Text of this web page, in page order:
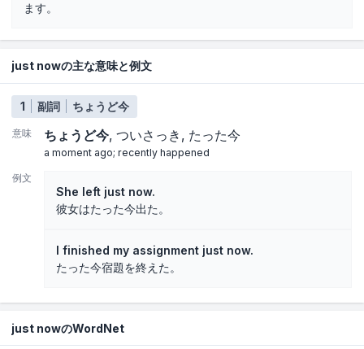
ます。
just nowの主な意味と例文
1 副詞 ちょうど今
意味 ちょうど今 ついさっき たった今
a moment ago; recently happened
例文
She left just now.
彼女はたった今出た。
I finished my assignment just now.
たった今宿題を終えた。
just nowのWordNet